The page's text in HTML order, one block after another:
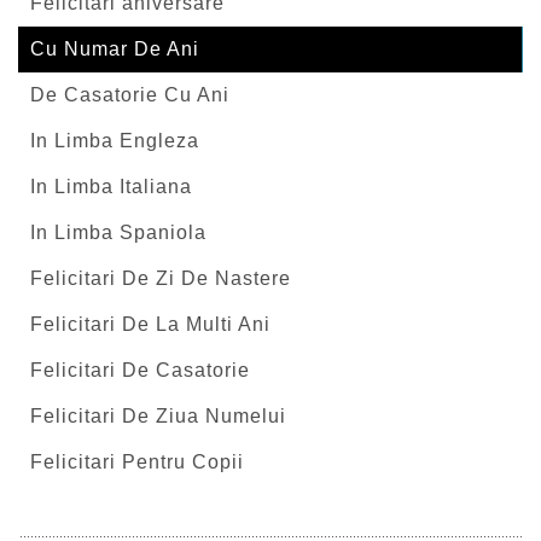
Cu Numar De Ani
De Casatorie Cu Ani
In Limba Engleza
In Limba Italiana
In Limba Spaniola
Felicitari De Zi De Nastere
Felicitari De La Multi Ani
Felicitari De Casatorie
Felicitari De Ziua Numelui
Felicitari Pentru Copii